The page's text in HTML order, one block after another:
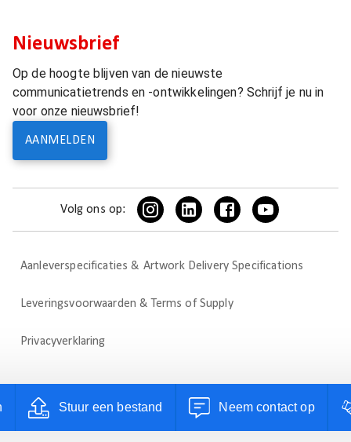
Stuur een bestand Neem contact op
Nieuwsbrief
Op de hoogte blijven van de nieuwste
communicatietrends en -ontwikkelingen? Schrijf je nu in
voor onze nieuwsbrief!
AANMELDEN
Volg ons op:
Aanleverspecificaties & Artwork Delivery Specifications
Leveringsvoorwaarden & Terms of Supply
Privacyverklaring